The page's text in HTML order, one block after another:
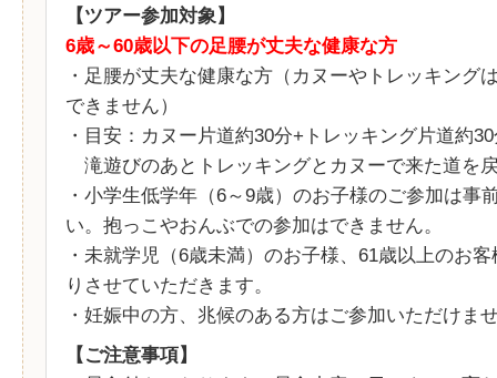
【ツアー参加対象】
6歳～60歳以下の足腰が丈夫な健康な方
・足腰が丈夫な健康な方（カヌーやトレッキング
できません）
・目安：カヌー片道約30分+トレッキング片道約
滝遊びのあとトレッキングとカヌーで来た道を
・小学生低学年（6～9歳）のお子様のご参加は事
い。抱っこやおんぶでの参加はできません。
・未就学児（6歳未満）のお子様、61歳以上のお
りさせていただきます。
・妊娠中の方、兆候のある方はご参加いただけま
【ご注意事項】